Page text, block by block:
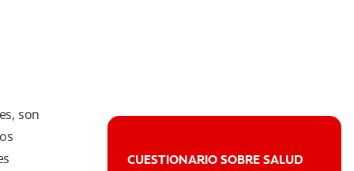
son
CUESTIONARIO SOBRE SALUD